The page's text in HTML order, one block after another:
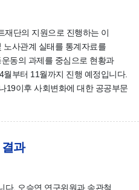
재단의 지원으로 진행하는 이
노사관계 실태를 통계자료를
동의 과제를 중심으로 현황과
부터 11월까지 진행 예정입니다.
19이후 사회변화에 대한 공공부문
과
다. 오승연 연구위원과 송관철